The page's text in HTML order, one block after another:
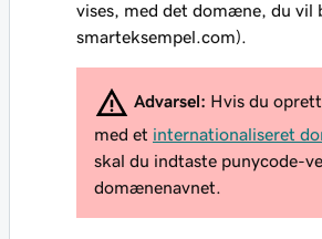
vises, med det domæne, du vil
smarteksempel.com).
Advarsel: Hvis du
med et internationaliseret
skal du indtaste punycode-
domænenavnet.